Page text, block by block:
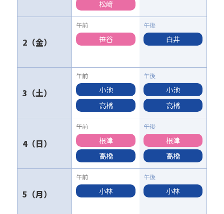
松﨑
2 笹谷 白井
3
小池
高橋
小池
高橋
4
根津
高橋
根津
高橋
5 小林 小林